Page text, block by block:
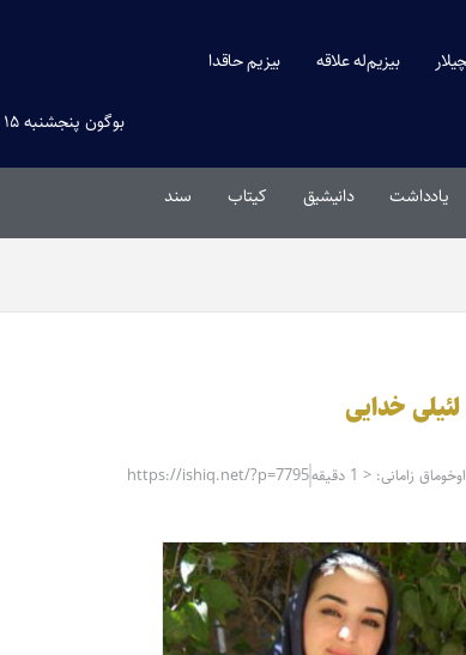
بیزیم‌له علاقه بیزیم حاقدا
بوگون پنجشنبه ۱۵ مرداد ۱۴۰۵
یادداشت دانیشیق کیتاب سند
خدایی
اوخوماق زامانی: < 1 دقیقه https://ishiq.net/?p=7795